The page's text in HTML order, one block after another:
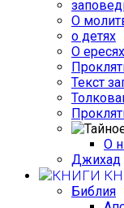
О
о детях
О ересях
Текст
О
Джихад
Библия